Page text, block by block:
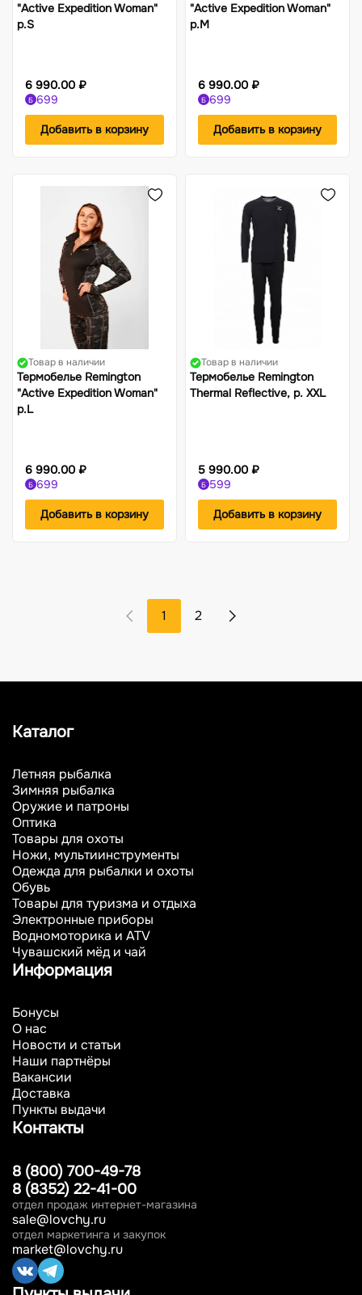
"Active Expedition Woman"
р.S
6 990.00 ₽
Б 699
Добавить в корзину
"Active Expedition Woman"
р.M
6 990.00 ₽
Б 699
Добавить в корзину
Товар в наличии
Термобелье Remington
"Active Expedition Woman"
р.L
6 990.00 ₽
Б 699
Добавить в корзину
Товар в наличии
Термобелье Remington
Thermal Reflective, р. XXL
5 990.00 ₽
Б 599
Добавить в корзину
1 2
Каталог
Летняя рыбалка
Зимняя рыбалка
Оружие и патроны
Оптика
Товары для охоты
Ножи, мультиинструменты
Одежда для рыбалки и охоты
Обувь
Товары для туризма и отдыха
Электронные приборы
Водномоторика и ATV
Чувашский мёд и чай
Информация
Бонусы
О нас
Новости и статьи
Наши партнёры
Вакансии
Доставка
Пункты выдачи
Контакты
8 (800) 700-49-78
8 (8352) 22-41-00
отдел продаж интернет-магазина
sale@lovchy.ru
отдел маркетинга и закупок
market@lovchy.ru